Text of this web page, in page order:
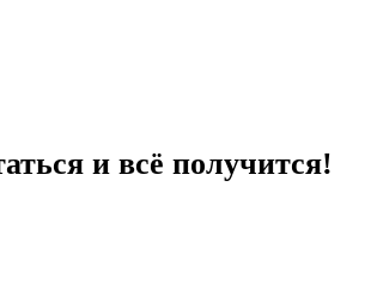
и всё получится!